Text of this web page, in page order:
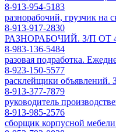
8-913-954-5183
разнорабочий, грузчик на
8-913-917-2830
РАЗНОРАБОЧИЙ. З/П ОТ
8-983-136-5484
разовая подработка.
8-923-150-5577
расклейщики объявлений.
8-913-377-7879
руководитель
8-913-985-2576
сборщик корпусной